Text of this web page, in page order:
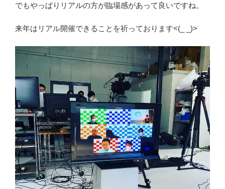
でもやっぱりリアルの方が臨場感があって良いですね。
来年はリアル開催できることを祈っております<(_ _)>